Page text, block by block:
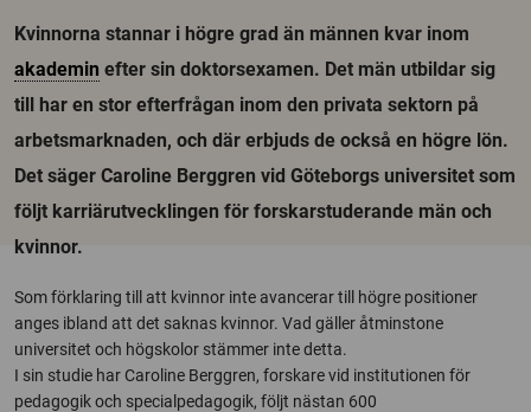
Kvinnorna stannar i högre grad än männen kvar inom
akademin efter sin doktorsexamen. Det män utbildar sig
till har en stor efterfrågan inom den privata sektorn på
arbetsmarknaden, och där erbjuds de också en högre lön.
Det säger Caroline Berggren vid Göteborgs universitet som
följt karriärutvecklingen för forskarstuderande män och
kvinnor.
Som förklaring till att kvinnor inte avancerar till högre positioner
anges ibland att det saknas kvinnor. Vad gäller åtminstone
universitet och högskolor stämmer inte detta.
I sin studie har Caroline Berggren, forskare vid institutionen för
pedagogik och specialpedagogik, följt nästan 600